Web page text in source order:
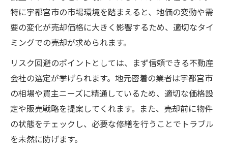
特に宇都宮市の市場環境を踏まえると、地価の変動や需
要の変化が売却価格に大きく影響するため、適切なタイ
ミングでの売却が求められます。
リスク回避のポイントとしては、まず信頼できる不動産
会社の選定が挙げられます。地元密着の業者は宇都宮市
の相場や買主ニーズに精通しているため、適切な価格設
定や販売戦略を提案してくれます。また、売却前に物件
の状態をチェックし、必要な修繕を行うことでトラブル
を未然に防げます。